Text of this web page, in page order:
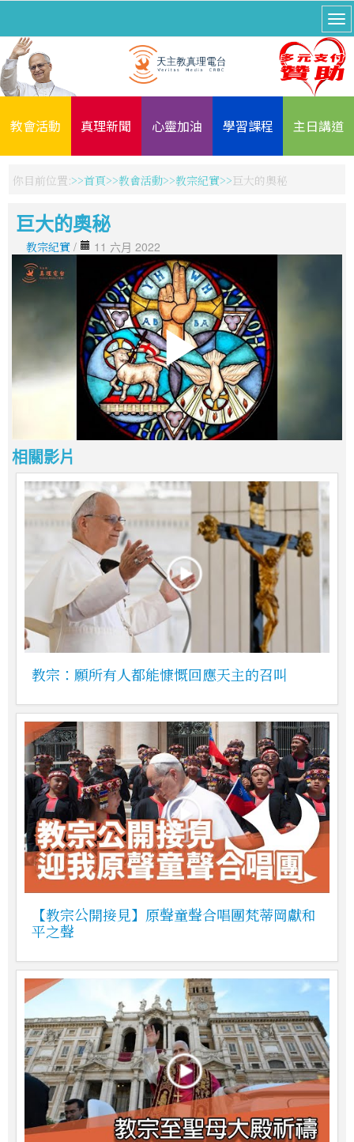
教會活動 真理新聞 心靈加油 學習課程 主日講道
你目前位置: 首頁 教會活動 教宗紀實 巨大的奧秘
巨大的奧秘
教宗紀實 / 11 六月 2022
相關影片
教宗：願所有人都能慷慨回應天主的召叫
【教宗公開接見】原聲童聲合唱團梵蒂岡獻和
平之聲